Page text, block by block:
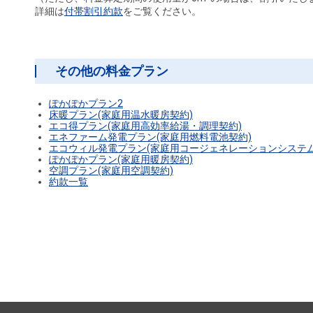
詳細は付帯割引約款をご覧ください。
その他の料金プラン
ぽかぽかプラン2
床暖プラン(家庭用温水暖房契約)
エコ得プラン(家庭用高効率給湯・調理契約)
エネファーム発電プラン(家庭用燃料電池契約)
エコウィル発電プラン(家庭用コージェネレーションシステ
ぽかぽかプラン(家庭用暖房契約)
空調プラン(家庭用空調契約)
約款一覧